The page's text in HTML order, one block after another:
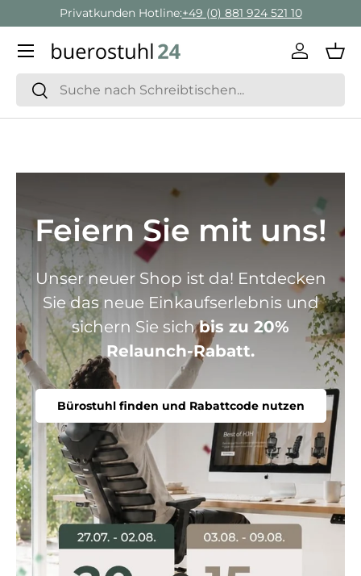
Direkt zum Inhalt
Privatkunden Hotline:+49 (0) 881 924 521 10
Suchen
Suchen
Menü
Feiern Sie mit uns!
Unser neuer Shop ist da! Entdecken
Sie das neue Einkaufserlebnis und
sichern Sie sichbis zu 20%
Relaunch-Rabatt.
Bürostuhl finden und Rabattcode nutzen